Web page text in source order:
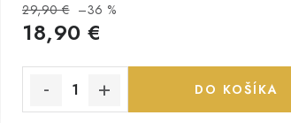
29,90 € –36 %
18,90 €
DO KOŠÍKA